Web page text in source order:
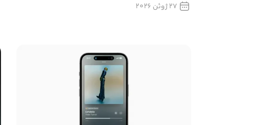
27 ژوئن 2026